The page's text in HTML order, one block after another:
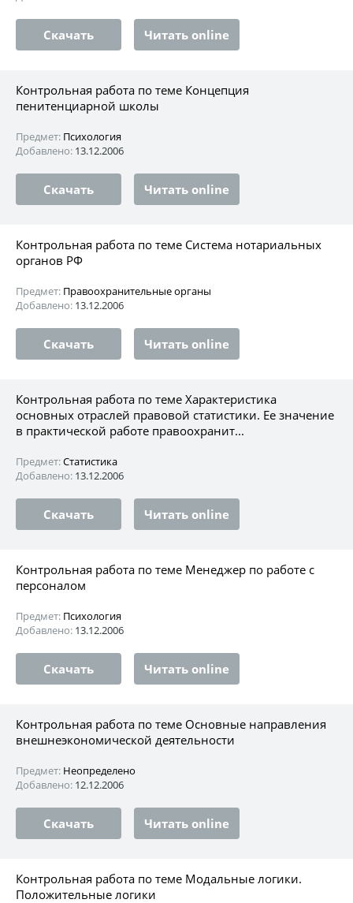
Скачать Читать online
Контрольная работа по теме Концепция
пенитенциарной школы
Предмет: Психология
Добавлено: 13.12.2006
Скачать Читать online
Контрольная работа по теме Система нотариальных
органов РФ
Предмет: Правоохранительные органы
Добавлено: 13.12.2006
Скачать Читать online
Контрольная работа по теме Характеристика
основных отраслей правовой статистики. Ее значение
в практической работе правоохранит...
Предмет:Статистика
Добавлено: 13.12.2006
Скачать Читать online
Контрольная работа по теме Менеджер по работе с
персоналом
Предмет: Психология
Добавлено: 13.12.2006
Скачать Читать online
Контрольная работа по теме Основные направления
внешнеэкономической деятельности
Предмет: Неопределено
Добавлено: 12.12.2006
Скачать Читать online
Контрольная работа по теме Модальные логики.
Положительные логики